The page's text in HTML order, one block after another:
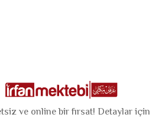
ve online bir fırsat! Detaylar için